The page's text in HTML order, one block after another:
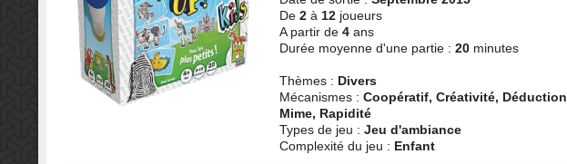
De 2à 12joueurs
A partir de 4ans
Durée moyenne d'une partie : 20minutes
Thèmes : Divers
Mécanismes : Coopératif, Créativité,
Mime, Rapidité
Types de jeu : Jeu d'ambiance
Complexité du jeu : Enfant